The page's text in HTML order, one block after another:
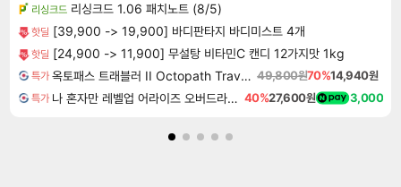
리싱크드 리싱크드 1.06 패치노트 (8/5)
핫딜 [39,900 -> 19,900] 바디판타지 바디미스트 4개
핫딜 [24,900 -> 11,900] 무설탕 비타민C 캔디 12가지맛 1kg
특가 옥토패스 트래블러 II Octopath Traveler II 49,800원70%14,940원
특가 나 혼자만 레벨업 어라이즈 오버드라이브 Solo Leveling Arise 40%27,600원 3,000